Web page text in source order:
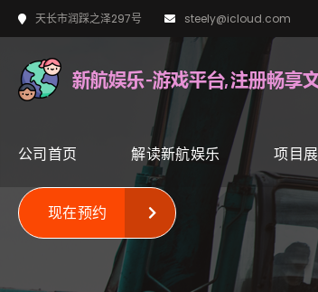
天长市润踩之泽297号 steely@icloud.com
公司首页 解读新航娱乐 项目
现在预约